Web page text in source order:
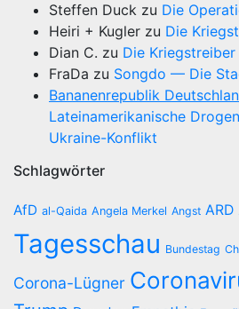
Steffen Duck zu Die
Heiri + Kugler zu Die
Dian C. zu Die
FraDa zu Songdo — Die
Bananenrepublik
Lateinamerikanische
Ukraine-Konflikt
Schlagwörter
AfD al-Qaida Angela Merkel Angst ARD
Tagesschau Bundestag
Corona-Lügner